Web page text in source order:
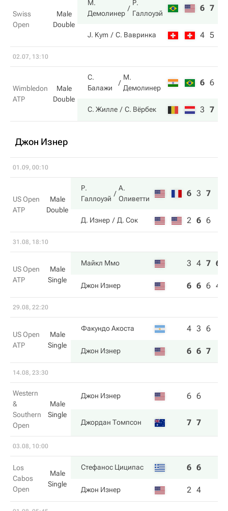
Swiss
Open
Male
Double
М.
Демолинер
Р.
Галлоуэй
6 7
J. Kym С. Вавринка 4 5
02.07, 13:10
Wimbledon
ATP
Male
Double
С.
Балажи
М.
Демолинер
6 6
С. Жилле С. Вёрбек 3 7
Джон Изнер
01.09, 00:10
US Open
ATP
Male
Double
Р.
Галлоуэй
А.
Оливетти
6 3 7
Д. Изнер Д. Сок 2 6 6
31.08, 18:10
US Open
ATP
Male
Single
Майкл Ммо 3 4 7 6
Джон Изнер 6 6 6 4
29.08, 22:20
US Open
ATP
Male
Single
Факундо Акоста 4 3 6
Джон Изнер 6 6 7
14.08, 23:30
Western
&
Southern
Open
Male
Single
Джон Изнер 6 6
Джордан Томпсон 7 7
03.08, 10:00
Los
Cabos
Open
Male
Single
Стефанос Циципас 6 6
Джон Изнер 2 4